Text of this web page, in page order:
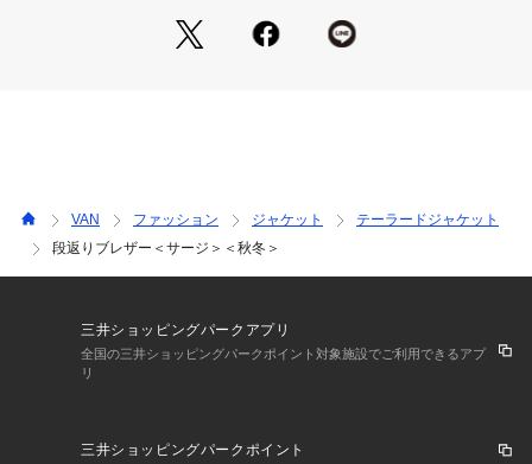
いられており、モーニングコートの仕様にも採用されている事
もある事からクラシックなディティールの一つ。
ない。
■ボタンの数
ンの場合は袖ボタンは3つ。 前ボタンと袖ボタンを合わせて5
つという事がメンズクラブを通して描かれている。
ールドボタン。パターンメイドで仕上げる際は複数種類のメタ
VAN ファッション ジャケット
テーラードジャケット
段返りブレザー＜サージ＞＜秋冬＞
三井ショッピングパークアプリ
全国の三井ショッピングパークポイント対象施設でご利用できるアプ
リ
三井ショッピングパークポイント